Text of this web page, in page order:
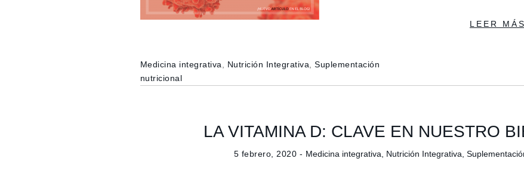
LEER MÁS
Medicina integrativa Nutrición Integrativa
Suplementación
nutricional
LA VITAMINA D: CLAVE EN NUESTRO
5 febrero, 2020 - Medicina integrativa Nutrición Integrativa